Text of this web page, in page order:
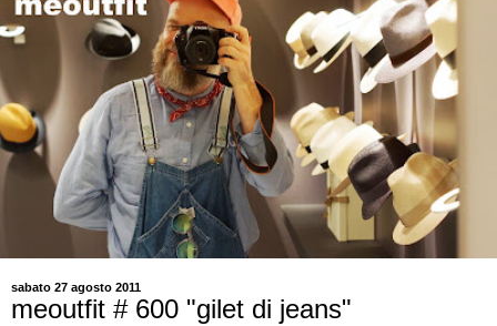
sabato 27 agosto 2011
meoutfit # 600 "gilet di jeans"